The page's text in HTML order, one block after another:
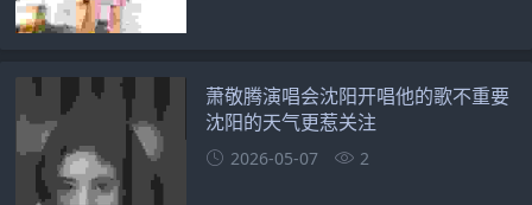
萧敬腾演唱会沈阳开唱他的歌不重要
沈阳的天气更惹关注
2026-05-07 2